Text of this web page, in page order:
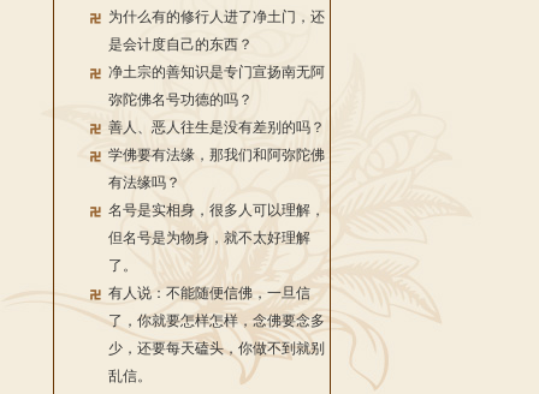
为什么有的修行人进了净土门，还
是会计度自己的东西？
净土宗的善知识是专门宣扬南无阿
弥陀佛名号功德的吗？
善人、恶人往生是没有差别的吗？
学佛要有法缘，那我们和阿弥陀佛
有法缘吗？
名号是实相身，很多人可以理解，
但名号是为物身，就不太好理解
了。
有人说：不能随便信佛，一旦信
了，你就要怎样怎样，念佛要念多
少，还要每天磕头，你做不到就别
乱信。